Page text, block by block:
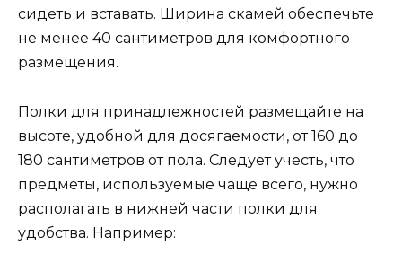
сидеть и вставать. Ширина скамей обеспечьте
не менее 40 сантиметров для комфортного
размещения.
Полки для принадлежностей размещайте на
высоте, удобной для досягаемости, от 160 до
180 сантиметров от пола. Следует учесть, что
предметы, используемые чаще всего, нужно
располагать в нижней части полки для
удобства. Например: